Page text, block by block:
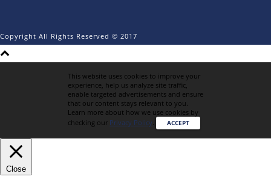
Copyright All Rights Reserved © 2017
This website uses cookies to improve your
experience, help us analyze site traffic,
enable targeted advertisements and ensure
that our content stays relevant to you.
Learn more about how we use cookies by
checking our Privacy Policy. ACCEPT
Close